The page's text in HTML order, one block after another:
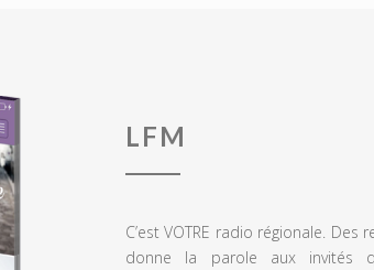
LFM
C’est VOTRE radio régionale.
donne la parole aux invités